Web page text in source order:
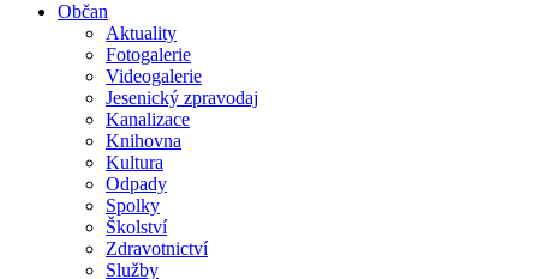
Občan
Aktuality
Fotogalerie
Videogalerie
Jesenický zpravodaj
Kanalizace
Knihovna
Kultura
Odpady
Spolky
Školství
Zdravotnictví
Služby